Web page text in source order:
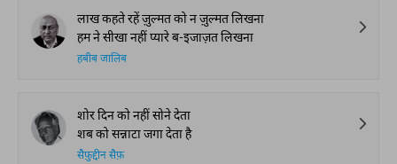
लाख कहते रहें ज़ुल्मत को न ज़ुल्मत लिखना
हम ने सीखा नहीं प्यारे ब-इजाज़त लिखना
हबीब जालिब
शोर दिन को नहीं सोने देता
शब को सन्नाटा जगा देता है
सैफ़ुद्दीन सैफ़